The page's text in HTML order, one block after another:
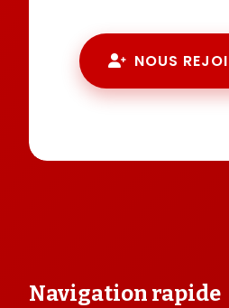
NOUS
Navigation rapide